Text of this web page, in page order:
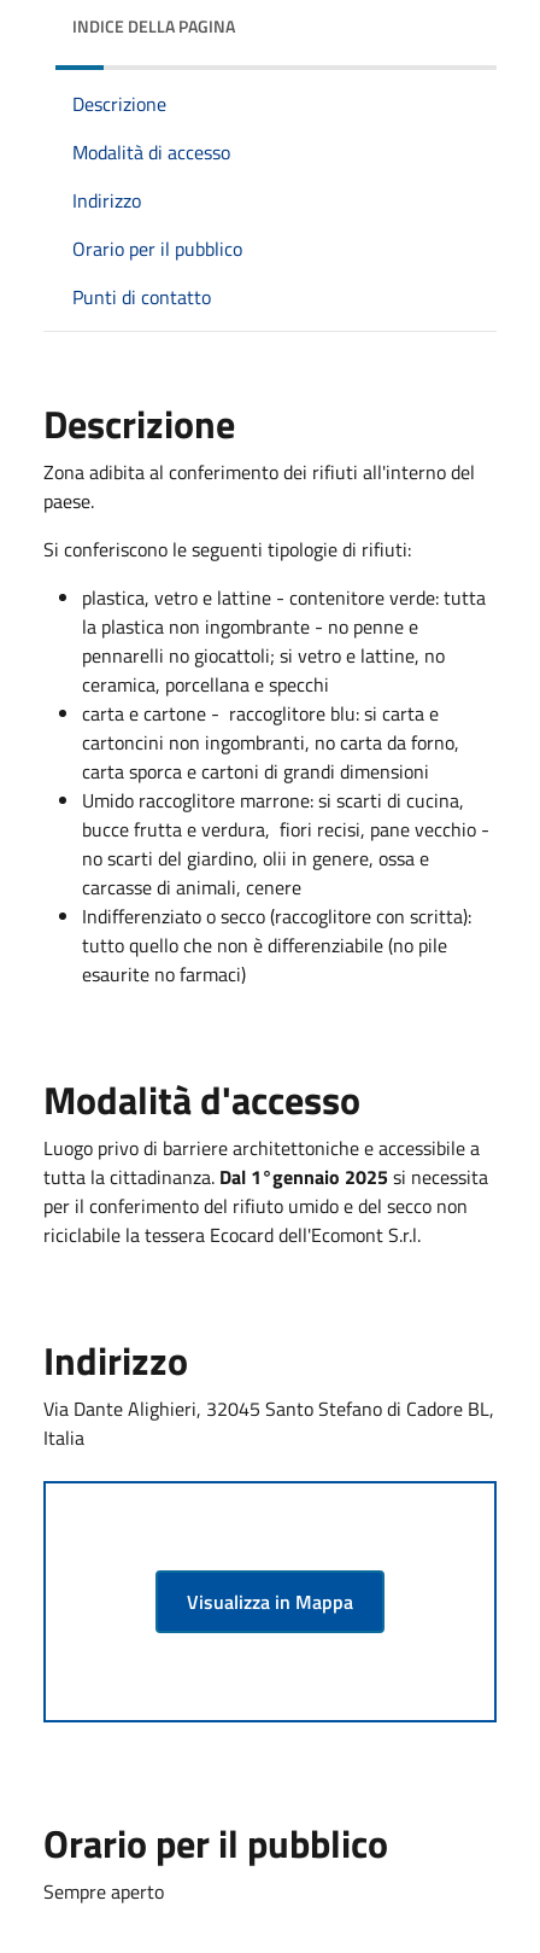
INDICE DELLA PAGINA
Descrizione
Modalità di accesso
Indirizzo
Orario per il pubblico
Punti di contatto
Descrizione
Zona adibita al conferimento dei rifiuti all'interno del
paese.
Si conferiscono le seguenti tipologie di rifiuti:
plastica, vetro e lattine - contenitore verde: tutta
la plastica non ingombrante - no penne e
pennarelli no giocattoli; si vetro e lattine, no
ceramica, porcellana e specchi
carta e cartone - raccoglitore blu: si carta e
cartoncini non ingombranti, no carta da forno,
carta sporca e cartoni di grandi dimensioni
Umido raccoglitore marrone: si scarti di cucina,
bucce frutta e verdura, fiori recisi, pane vecchio -
no scarti del giardino, olii in genere, ossa e
carcasse di animali, cenere
Indifferenziato o secco (raccoglitore con scritta):
tutto quello che non è differenziabile (no pile
esaurite no farmaci)
Modalità d'accesso
Luogo privo di barriere architettoniche e accessibile a
tutta la cittadinanza. Dal 1°gennaio 2025si necessita
per il conferimento del rifiuto umido e del secco non
riciclabile la tessera Ecocard dell'Ecomont S.r.l.
Indirizzo
Via Dante Alighieri, 32045 Santo Stefano di Cadore BL,
Italia
Visualizza in Mappa
Orario per il pubblico
Sempre aperto